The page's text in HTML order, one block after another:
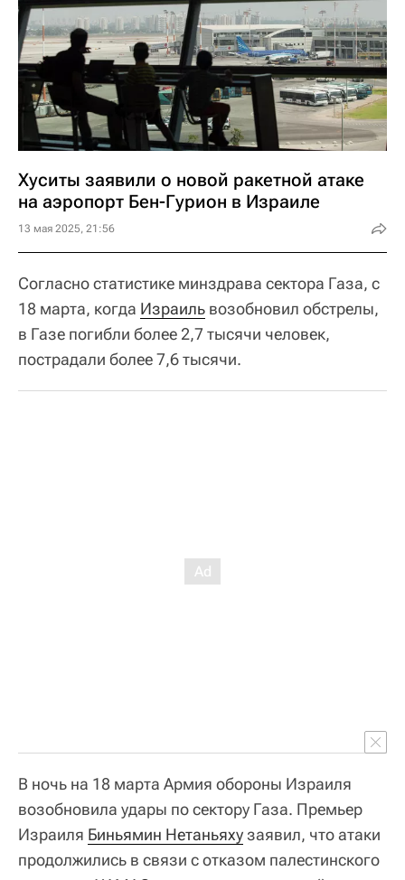
Хуситы заявили о новой ракетной атаке
на аэропорт Бен-Гурион в Израиле
13 мая 2025, 21:56
Согласно статистике минздрава сектора Газа, с
18 марта, когда Израиль возобновил обстрелы,
в Газе погибли более 2,7 тысячи человек,
пострадали более 7,6 тысячи.
В ночь на 18 марта Армия обороны Израиля
возобновила удары по сектору Газа. Премьер
Израиля Биньямин Нетаньяхузаявил, что атаки
продолжились в связи с отказом палестинского